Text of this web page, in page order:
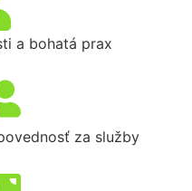
a bohatá prax
za služby